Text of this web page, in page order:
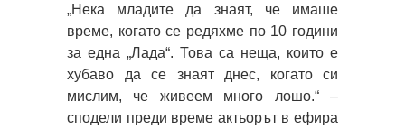
„Нека младите да знаят, че имаше
време, когато се редяхме по 10 години
за една „Лада“. Това са неща, които е
хубаво да се знаят днес, когато си
мислим, че живеем много лошо.“ –
сподели преди време актьорът в ефира